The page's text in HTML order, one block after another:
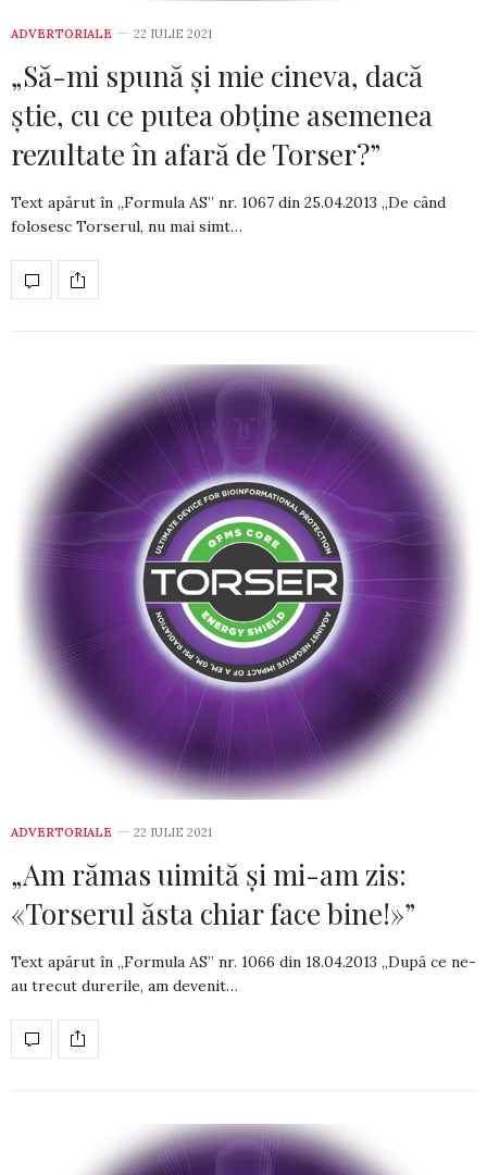
ADVERTORIALE 22 IULIE 2021
„Să-mi spună şi mie cineva, dacă
ştie, cu ce putea obţine asemenea
rezultate în afară de Torser?”
Text apărut în „Formula AS” nr. 1067 din­ 25.04.2013 „De când
folosesc Torserul, nu mai simt…
ADVERTORIALE 22 IULIE 2021
„Am rămas uimită şi mi-am zis:
«Torserul ăsta chiar face bine!»”
Text apărut în „Formula AS” nr. 1066 din­ 18.04.2013 „După ce ne-
au trecut durerile, am devenit…